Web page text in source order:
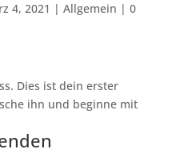
4, 2021 | Allgemein | 0
Dies ist dein erster
ihn und beginne mit